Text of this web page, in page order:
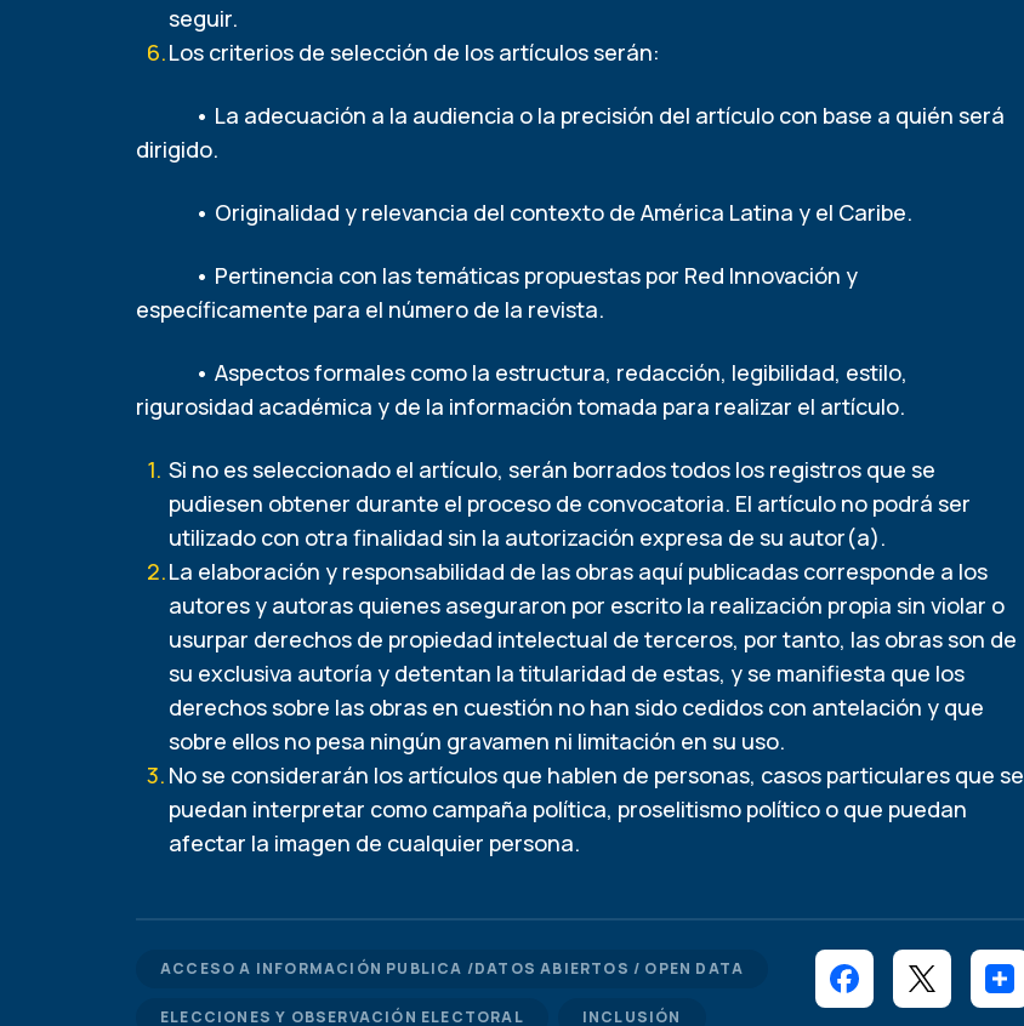
seguir.
Los criterios de selección de los artículos serán:
• La adecuación a la audiencia o la precisión del artículo con base a quién será
dirigido.
• Originalidad y relevancia del contexto de América Latina y el Caribe.
• Pertinencia con las temáticas propuestas por Red Innovación y
específicamente para el número de la revista.
• Aspectos formales como la estructura, redacción, legibilidad, estilo,
rigurosidad académica y de la información tomada para realizar el artículo.
Si no es seleccionado el artículo, serán borrados todos los registros que se
pudiesen obtener durante el proceso de convocatoria. El artículo no podrá ser
utilizado con otra finalidad sin la autorización expresa de su autor(a).
La elaboración y responsabilidad de las obras aquí publicadas corresponde a los
autores y autoras quienes aseguraron por escrito la realización propia sin violar o
usurpar derechos de propiedad intelectual de terceros, por tanto, las obras son de
su exclusiva autoría y detentan la titularidad de estas, y se manifiesta que los
derechos sobre las obras en cuestión no han sido cedidos con antelación y que
sobre ellos no pesa ningún gravamen ni limitación en su uso.
No se considerarán los artículos que hablen de personas, casos particulares que se
puedan interpretar como campaña política, proselitismo político o que puedan
afectar la imagen de cualquier persona.
ACCESO A INFORMACIÓN PUBLICA /DATOS ABIERTOS / OPEN DATA
ELECCIONES Y OBSERVACIÓN ELECTORAL INCLUSIÓN